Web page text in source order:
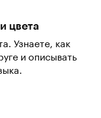
цвета
Узнаете, как
и описывать